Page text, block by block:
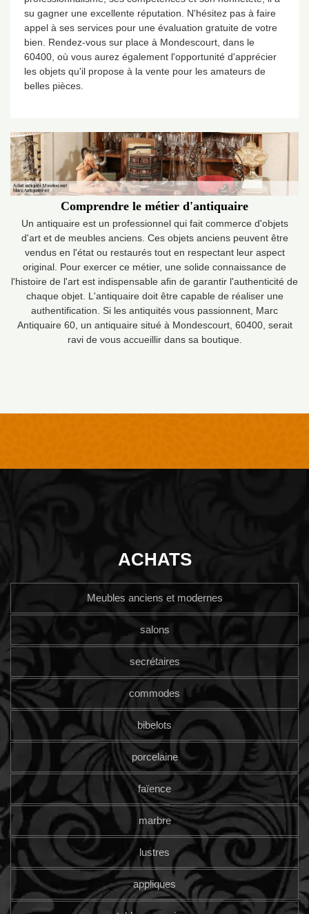
su gagner une excellente réputation. N'hésitez pas à faire
appel à ses services pour une évaluation gratuite de votre
bien. Rendez-vous sur place à Mondescourt, dans le
60400, où vous aurez également l'opportunité d'apprécier
les objets qu'il propose à la vente pour les amateurs de
belles pièces.
Comprendre le métier d'antiquaire
Un antiquaire est un professionnel qui fait commerce d'objets
d'art et de meubles anciens. Ces objets anciens peuvent être
vendus en l'état ou restaurés tout en respectant leur aspect
original. Pour exercer ce métier, une solide connaissance de
l'histoire de l'art est indispensable afin de garantir l'authenticité de
chaque objet. L'antiquaire doit être capable de réaliser une
authentification. Si les antiquités vous passionnent, Marc
Antiquaire 60, un antiquaire situé à Mondescourt, 60400, serait
ravi de vous accueillir dans sa boutique.
ACHATS
Meubles anciens et modernes
salons
secrétaires
commodes
bibelots
porcelaine
faïence
marbre
lustres
appliques